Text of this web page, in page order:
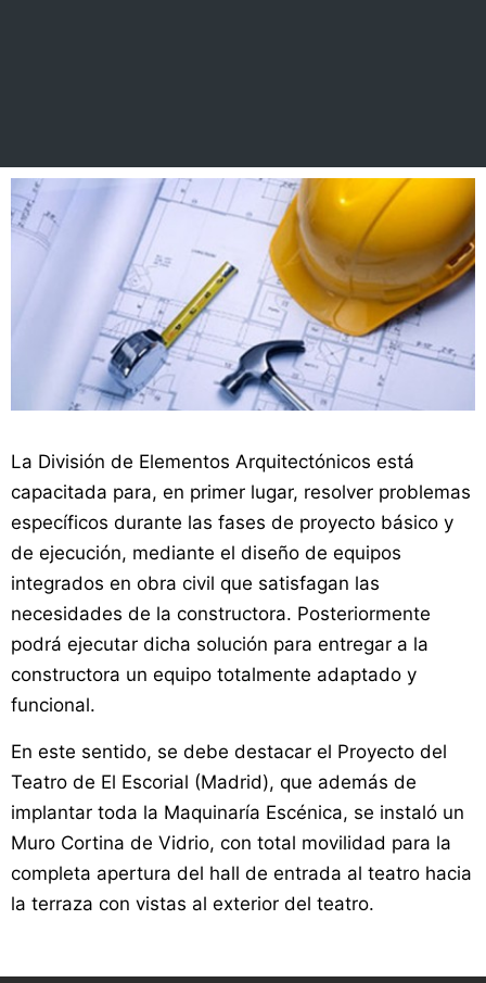
La División de Elementos Arquitectónicos está
capacitada para, en primer lugar, resolver problemas
específicos durante las fases de proyecto básico y
de ejecución, mediante el diseño de equipos
integrados en obra civil que satisfagan las
necesidades de la constructora. Posteriormente
podrá ejecutar dicha solución para entregar a la
constructora un equipo totalmente adaptado y
funcional.
En este sentido, se debe destacar el Proyecto del
Teatro de El Escorial (Madrid), que además de
implantar toda la Maquinaría Escénica, se instaló un
Muro Cortina de Vidrio, con total movilidad para la
completa apertura del hall de entrada al teatro hacia
la terraza con vistas al exterior del teatro.